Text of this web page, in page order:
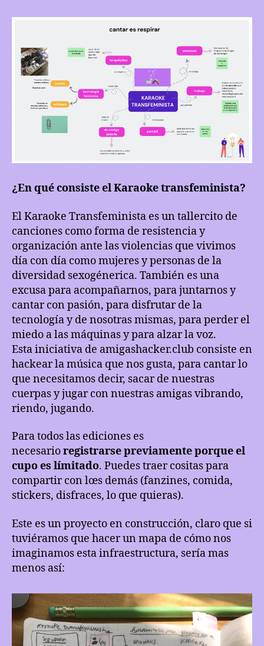
¿En qué consiste el Karaoke transfeminista?
El Karaoke Transfeminista es un tallercito de
canciones como forma de resistencia y
organización ante las violencias que vivimos
día con día como mujeres y personas de la
diversidad sexogénerica. También es una
excusa para acompañarnos, para juntarnos y
cantar con pasión, para disfrutar de la
tecnología y de nosotras mismas, para perder el
miedo a las máquinas y para alzar la voz.
Esta iniciativa de amigashacker.club consiste en
hackear la música que nos gusta, para cantar lo
que necesitamos decir, sacar de nuestras
cuerpas y jugar con nuestras amigas vibrando,
riendo, jugando.
Para todos las ediciones es
necesarioregistrarse previamente porque el
cupo es límitado. Puedes traer cositas para
compartir con lœs demás (fanzines, comida,
stickers, disfraces, lo que quieras).
Este es un proyecto en construcción, claro que si
tuviéramos que hacer un mapa de cómo nos
imaginamos esta infraestructura, sería mas
menos así: